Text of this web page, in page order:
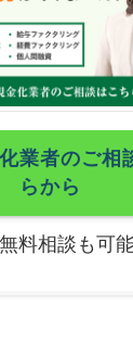
業者のご相
らから
料相談も可能